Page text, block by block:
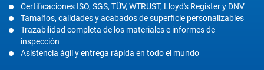
Certificaciones ISO, SGS, TÜV, WTRUST, Lloyd's Register y DNV
Tamaños, calidades y acabados de superficie personalizables
Trazabilidad completa de los materiales e informes de
inspección
Asistencia ágil y entrega rápida en todo el mundo